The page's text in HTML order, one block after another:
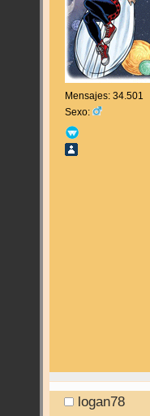
Mensajes: 34.501
Sexo:
logan78